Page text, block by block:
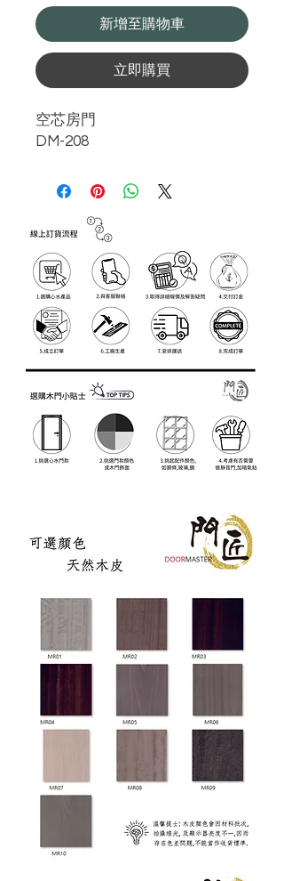
新增至購物車
立即購買
空芯房門
DM-208